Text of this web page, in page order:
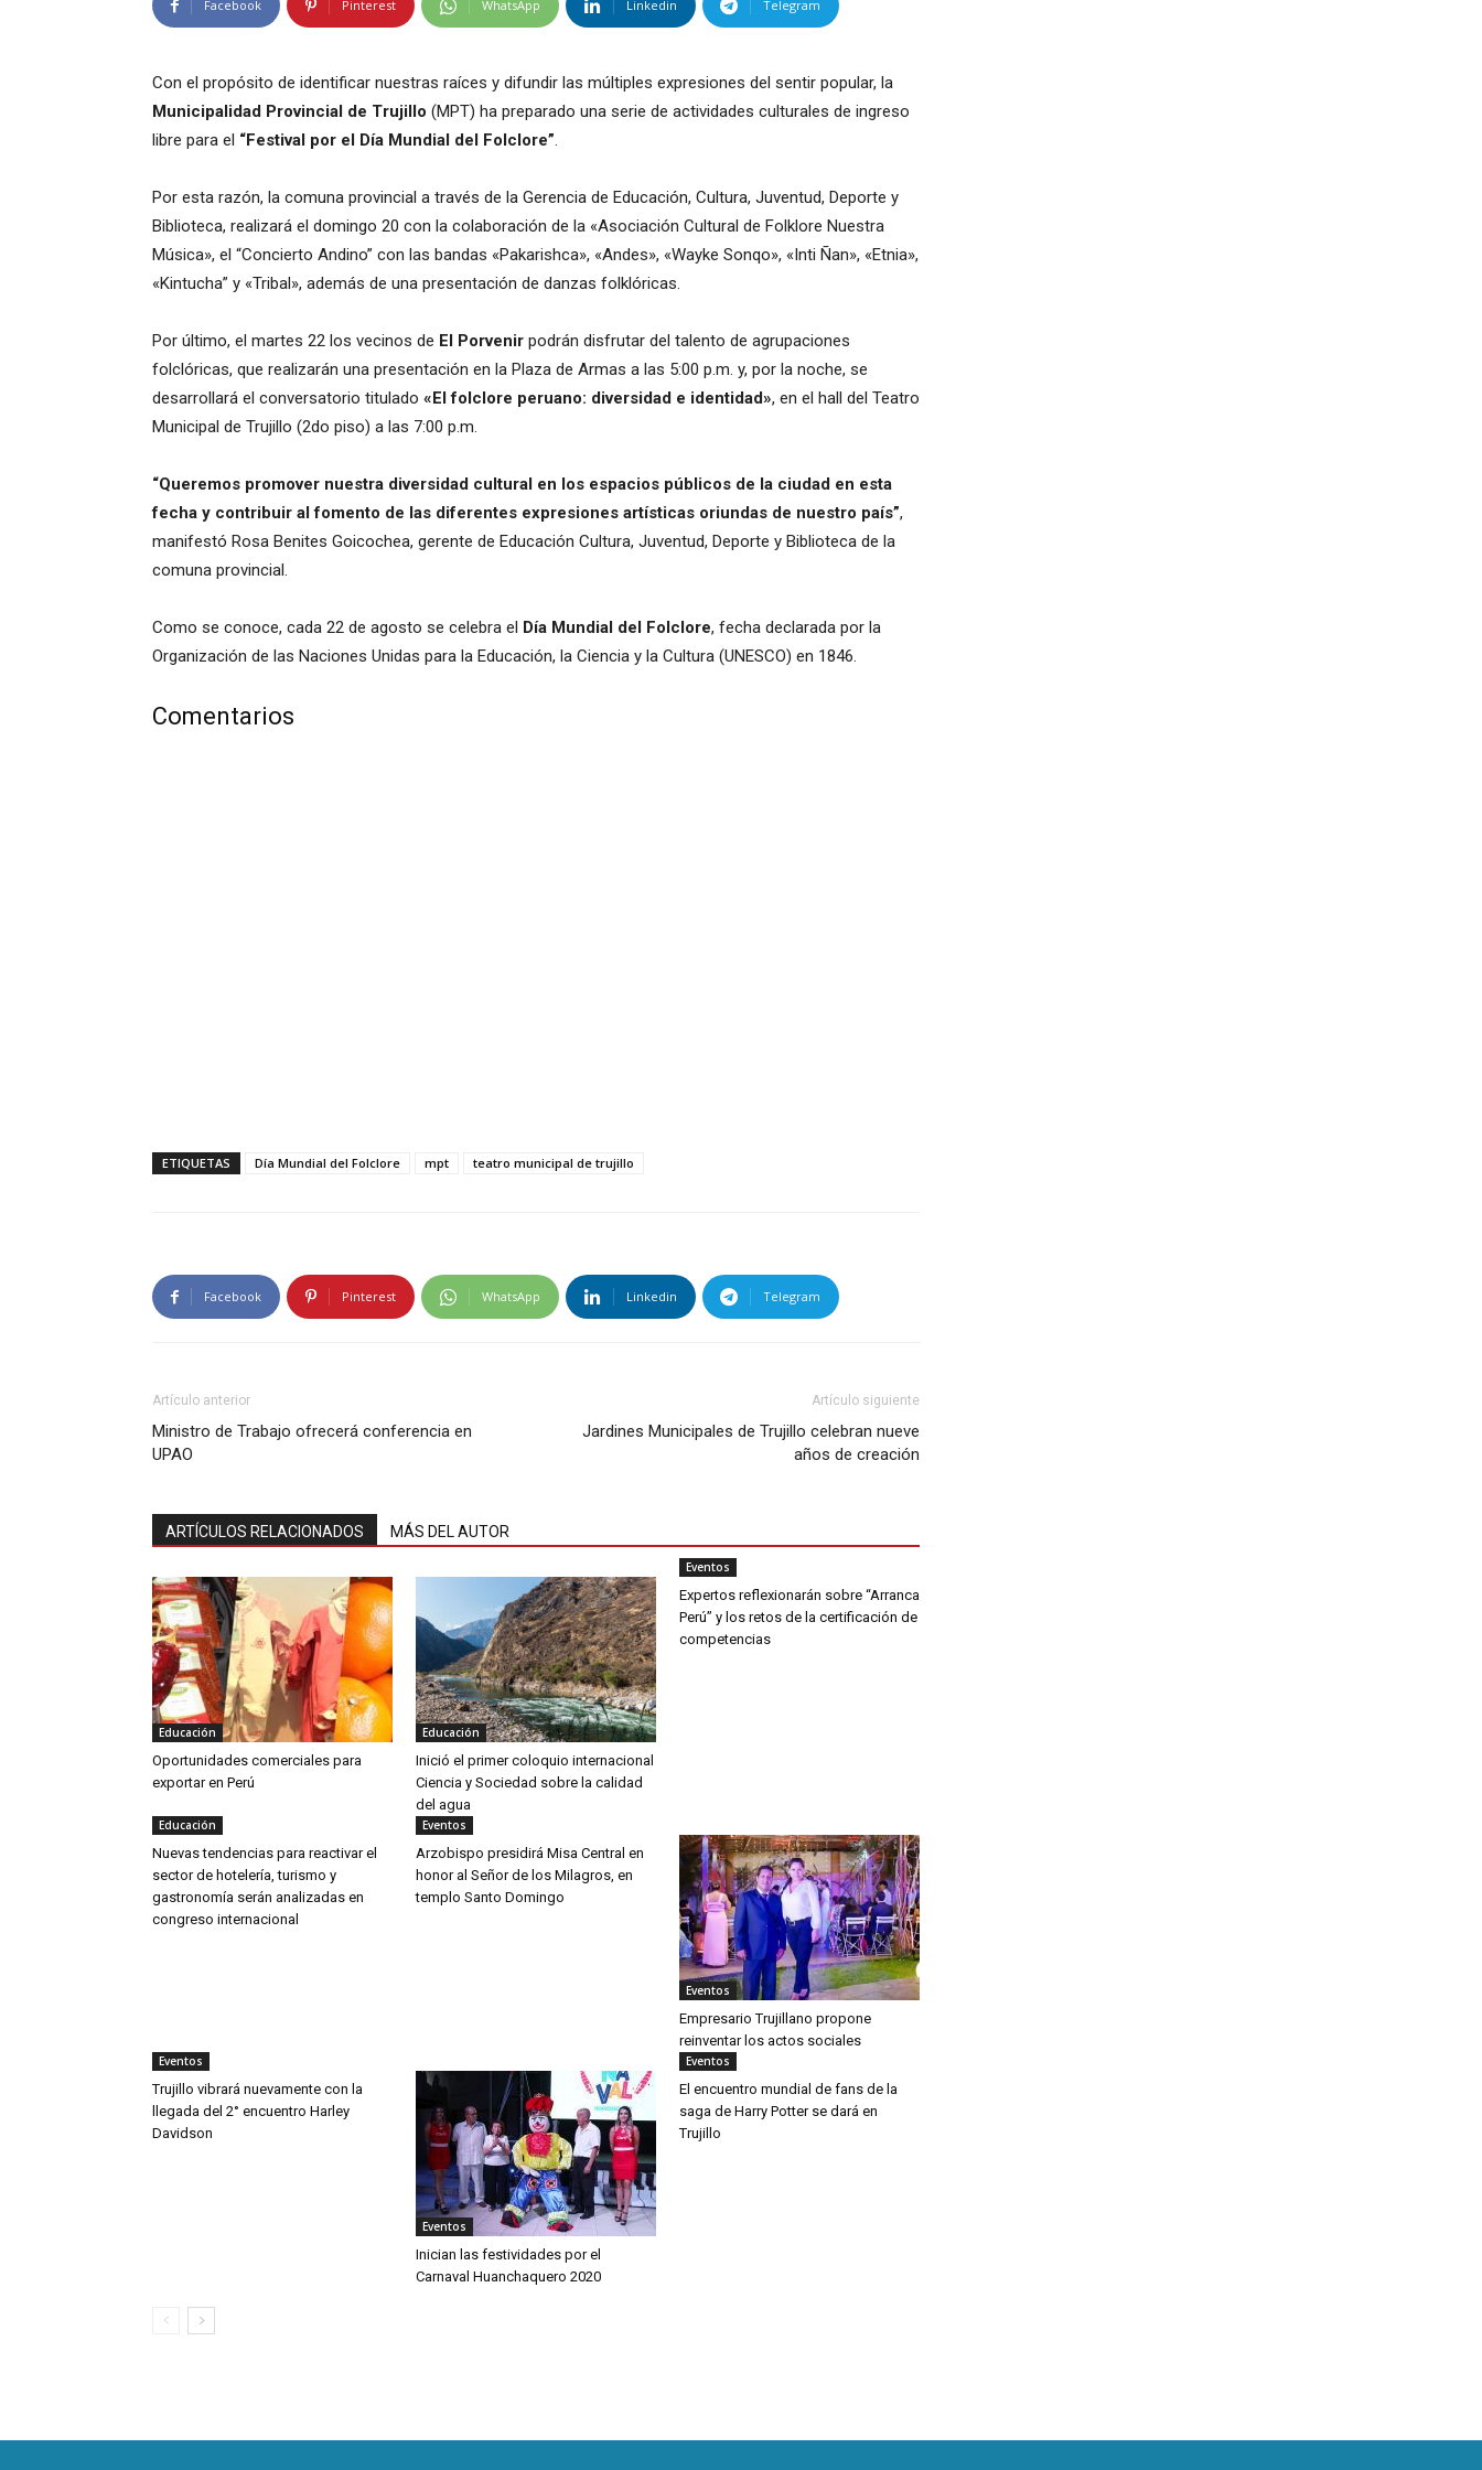
Facebook Pinterest WhatsApp Linkedin Telegram
Con el propósito de identificar nuestras raíces y difundir las múltiples expresiones del sentir popular, la
Municipalidad Provincial de Trujillo (MPT) ha preparado una serie de actividades culturales de ingreso
libre para el “Festival por el Día Mundial del Folclore”.
Por esta razón, la comuna provincial a través de la Gerencia de Educación, Cultura, Juventud, Deporte y
Biblioteca, realizará el domingo 20 con la colaboración de la «Asociación Cultural de Folklore Nuestra
Música», el “Concierto Andino” con las bandas «Pakarishca», «Andes», «Wayke Sonqo», «Inti Ñan», «Etnia»,
«Kintucha” y «Tribal», además de una presentación de danzas folklóricas.
Por último, el martes 22 los vecinos de El Porvenir podrán disfrutar del talento de agrupaciones
folclóricas, que realizarán una presentación en la Plaza de Armas a las 5:00 p.m. y, por la noche, se
desarrollará el conversatorio titulado «El folclore peruano: diversidad e identidad», en el hall del Teatro
Municipal de Trujillo (2do piso) a las 7:00 p.m.
“Queremos promover nuestra diversidad cultural en los espacios públicos de la ciudad en esta
fecha y contribuir al fomento de las diferentes expresiones artísticas oriundas de nuestro país”,
manifestó Rosa Benites Goicochea, gerente de Educación Cultura, Juventud, Deporte y Biblioteca de la
comuna provincial.
Como se conoce, cada 22 de agosto se celebra el Día Mundial del Folclore, fecha declarada por la
Organización de las Naciones Unidas para la Educación, la Ciencia y la Cultura (UNESCO) en 1846.
Comentarios
ETIQUETAS Día Mundial del Folclore mpt teatro municipal de trujillo
Facebook Pinterest WhatsApp Linkedin Telegram
Artículo anterior
Ministro de Trabajo ofrecerá conferencia en
UPAO
Artículo siguiente
Jardines Municipales de Trujillo celebran nueve
años de creación
ARTÍCULOS RELACIONADOS MÁS DEL AUTOR
Educación
Oportunidades comerciales para
exportar en Perú
Educación
Inició el primer coloquio internacional
Ciencia y Sociedad sobre la calidad
del agua
Eventos
Expertos reflexionarán sobre “Arranca
Perú” y los retos de la certificación de
competencias
Educación
Nuevas tendencias para reactivar el
sector de hotelería, turismo y
gastronomía serán analizadas en
congreso internacional
Eventos
Arzobispo presidirá Misa Central en
honor al Señor de los Milagros, en
templo Santo Domingo
Eventos
Empresario Trujillano propone
reinventar los actos sociales
Eventos
Trujillo vibrará nuevamente con la
llegada del 2° encuentro Harley
Davidson
Eventos
Inician las festividades por el
Carnaval Huanchaquero 2020
Eventos
El encuentro mundial de fans de la
saga de Harry Potter se dará en
Trujillo